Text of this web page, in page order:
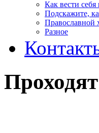
Как вести себя
Подскажите,
Православной
Разное